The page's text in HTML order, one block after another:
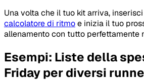
Una volta che il tuo kit arriva,
calcolatore di ritmoe inizia il tuo
allenamento con tutto perfettamente
Esempi: Liste della
Friday per diversi